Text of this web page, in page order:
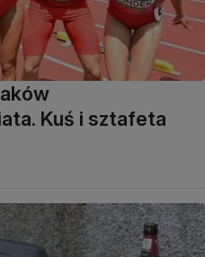
Kuś i sztafeta